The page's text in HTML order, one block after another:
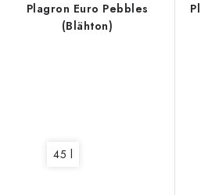
Plagron Euro Pebbles
(Blähton)
45 l